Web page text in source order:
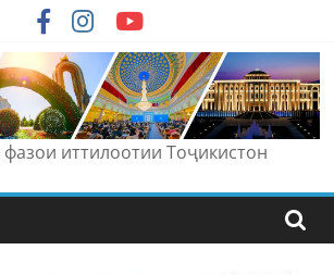
фазои иттилоотии Тоҷикистон